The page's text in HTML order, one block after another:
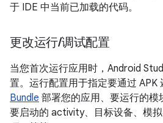
于 IDE 中当前已加载的代码。
更改运行/调试配置
当您首次运行应用时，Android
置。运行配置用于指定要通过 APK
Bundle 部署您的应用、要运行的模
要启动的 activity、目标设备、模